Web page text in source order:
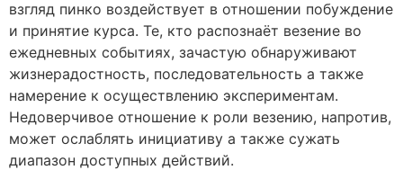
взгляд пинко воздействует в отношении побуждение
и принятие курса. Те, кто распознаёт везение во
ежедневных событиях, зачастую обнаруживают
жизнерадостность, последовательность а также
намерение к осуществлению экспериментам.
Недоверчивое отношение к роли везению, напротив,
может ослаблять инициативу а также сужать
диапазон доступных действий.